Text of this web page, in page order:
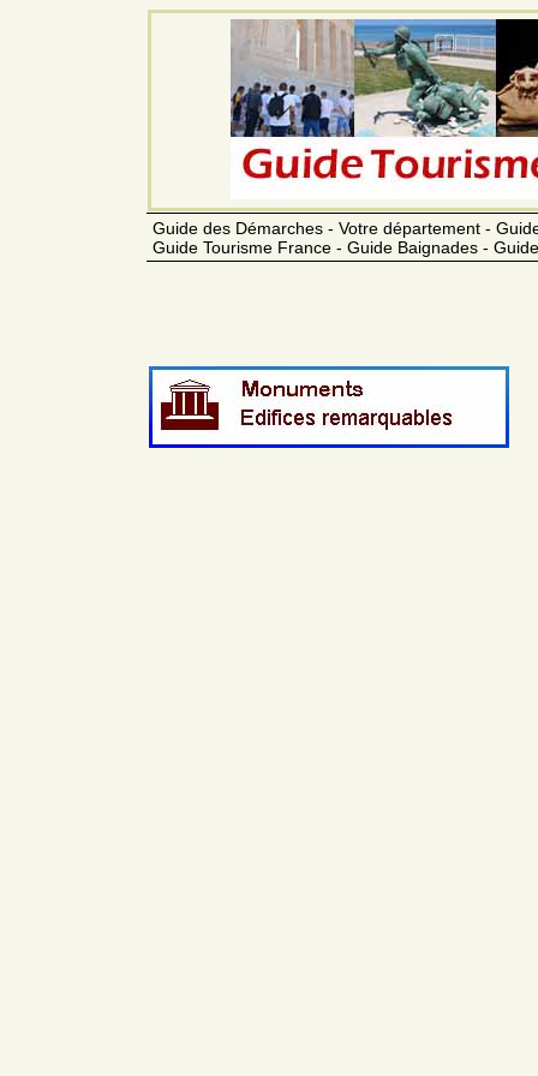
Guide des Démarches - Votre département -
Guide Tourisme France - Guide Baignades -